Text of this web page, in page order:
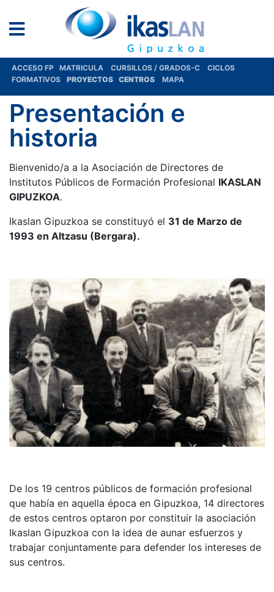
ACCESO FP MATRICULA CURSILLOS / GRADOS-C
CICLOS
FORMATIVOS
PROYECTOS CENTROS MAPA
Presentación e
historia
Bienvenido/a a la Asociación de Directores de
Institutos Públicos de Formación Profesional IKASLAN
GIPUZKOA.
Ikaslan Gipuzkoa se constituyó el 31 de Marzo de
1993 en Altzasu (Bergara).
De los 19 centros públicos de formación profesional
que había en aquella época en Gipuzkoa, 14 directores
de estos centros optaron por constituir la asociación
Ikaslan Gipuzkoa con la idea de aunar esfuerzos y
trabajar conjuntamente para defender los intereses de
sus centros.